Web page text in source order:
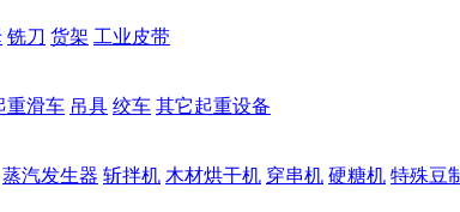
铣刀 货架 工业皮带
重滑车 吊具 绞车 其它起重设备
蒸汽发生器 斩拌机 木材烘干机 穿串机 硬糖机 特殊豆